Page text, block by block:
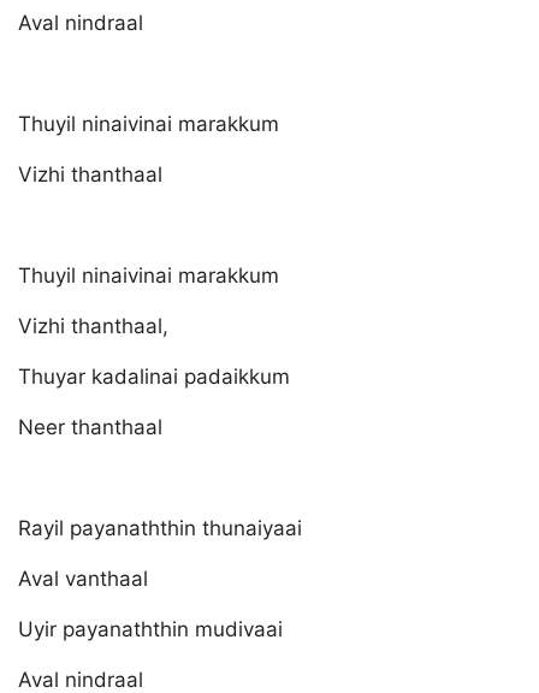
Aval nindraal
Thuyil ninaivinai marakkum
Vizhi thanthaal
Thuyil ninaivinai marakkum
Vizhi thanthaal,
Thuyar kadalinai padaikkum
Neer thanthaal
Rayil payanaththin thunaiyaai
Aval vanthaal
Uyir payanaththin mudivaai
Aval nindraal